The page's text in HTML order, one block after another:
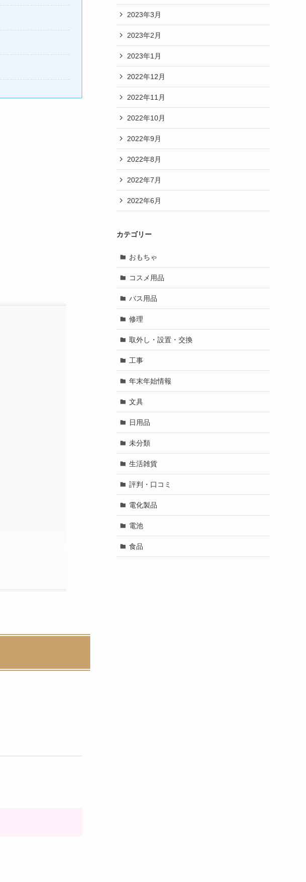
2023年3月
2023年2月
2023年1月
2022年12月
2022年11月
2022年10月
2022年9月
2022年8月
2022年7月
2022年6月
カテゴリー
おもちゃ
コスメ用品
バス用品
修理
取外し・設置・交換
工事
年末年始情報
文具
日用品
未分類
生活雑貨
評判・口コミ
電化製品
電池
食品